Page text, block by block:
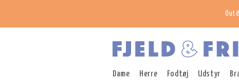
Dame Herre Fodtøj Udstyr